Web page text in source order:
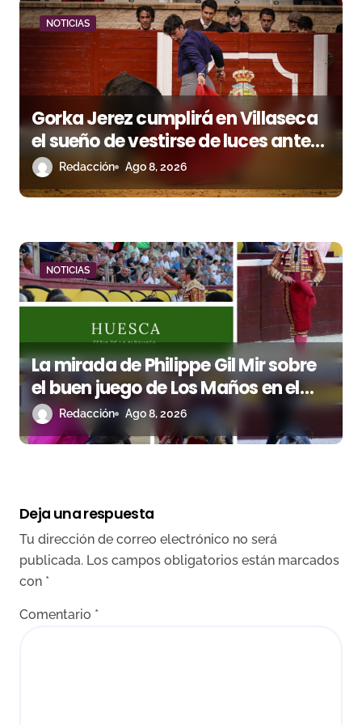
a
a
s
NOTICIAS
Gorka Jerez cumplirá en Villaseca
el sueño de vestirse de luces ante
los suyos
Redacción Ago 8, 2026
NOTICIAS
La mirada de Philippe Gil Mir sobre
el buen juego de Los Maños en el
arranque de Huesca
Redacción Ago 8, 2026
Deja una respuesta
Tu dirección de correo electrónico no será
publicada. Los campos obligatorios están marcados
con *
Comentario *